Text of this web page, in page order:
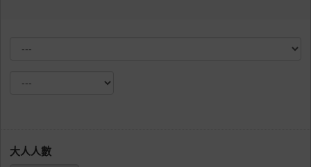
大人人數